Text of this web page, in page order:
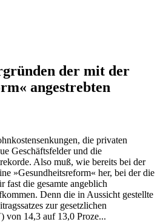
der mit der
angestrebten
die privaten
Geschäftsfelder und die
Also muß, wie bereits bei der
»Gesundheitsreform« her, bei der die
fast die gesamte angeblich
Denn die in Aussicht gestellte
zur gesetzlichen
von 14,3 auf 13,0 Proze...